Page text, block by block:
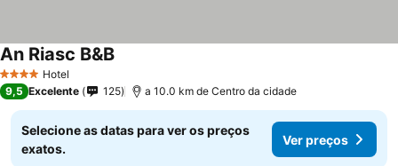
4 EstrelasHotel
An Riasc B&B
9,5 Excelente 125 a 10.0 km de Centro da cidade
Selecione as datas para ver os preços
exatos.
Ver preços